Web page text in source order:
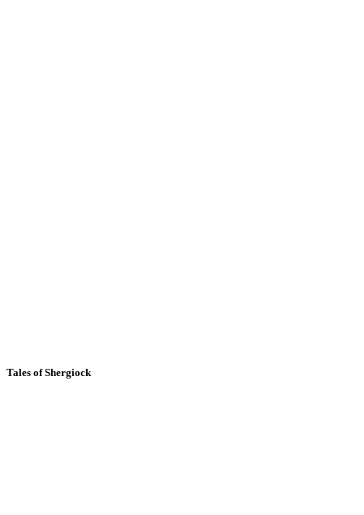
Tales of Shergiock